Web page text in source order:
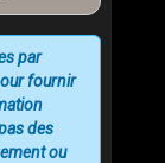
par
fournir
des
ou